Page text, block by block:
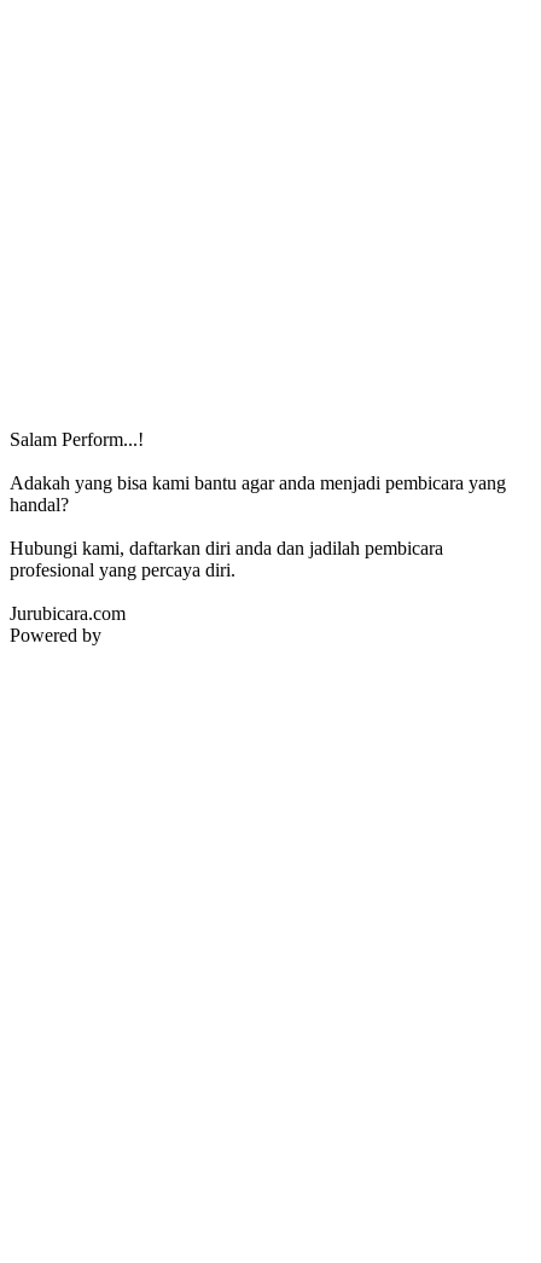
Salam Perform...!
Adakah yang bisa kami bantu agar anda menjadi pembicara yang
handal?
Hubungi kami, daftarkan diri anda dan jadilah pembicara
profesional yang percaya diri.
Jurubicara.com
Powered by